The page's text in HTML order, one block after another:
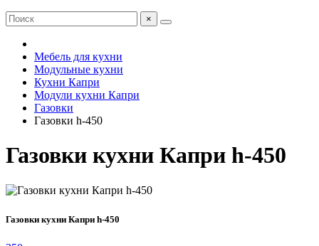
×
Мебель для кухни
Модульные кухни
Кухни Капри
Модули кухни Капри
Газовки
Газовки h-450
Газовки кухни Капри h-450
Газовки кухни Капри h-450